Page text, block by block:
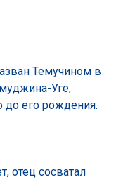
Темучином в
Уге,
до его рождения.
отец сосватал